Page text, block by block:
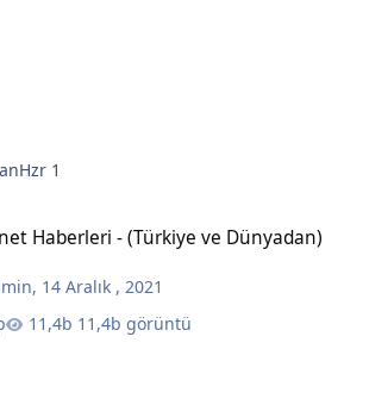
Hzr 1
Haberleri - (Türkiye ve Dünyadan)
, 14 Aralık , 2021
11,4b görüntü